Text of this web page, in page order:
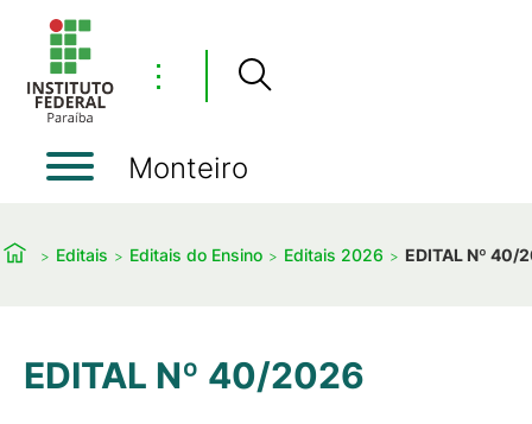
⋮
Monteiro
Editais Editais do Ensino Editais 2026 EDITAL Nº 40/
EDITAL Nº 40/2026